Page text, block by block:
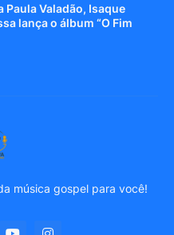
Paula Valadão, Isaque
lança o álbum “O Fim
música gospel para você!